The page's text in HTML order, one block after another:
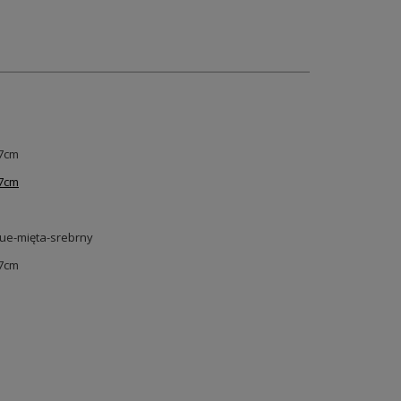
mięta-srebrny